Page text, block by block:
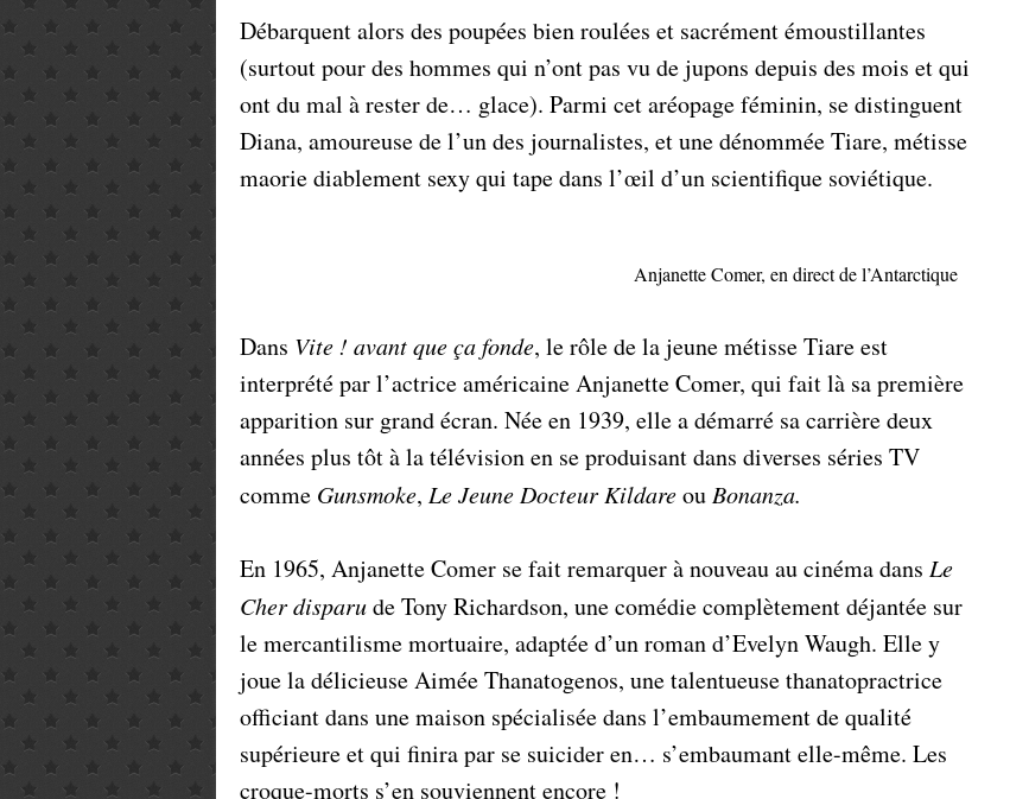
Débarquent alors des poupées bien roulées et sacrément émoustillantes
(surtout pour des hommes qui n’ont pas vu de jupons depuis des mois et qui
ont du mal à rester de… glace). Parmi cet aréopage féminin, se distinguent
Diana, amoureuse de l’un des journalistes, et une dénommée Tiare, métisse
maorie diablement sexy qui tape dans l’œil d’un scientifique soviétique.
Anjanette Comer, en direct de l’Antarctique
Dans Vite ! avant que ça fonde, le rôle de la jeune métisse Tiare est
interprété par l’actrice américaine Anjanette Comer, qui fait là sa première
apparition sur grand écran. Née en 1939, elle a démarré sa carrière deux
années plus tôt à la télévision en se produisant dans diverses séries TV
comme Gunsmoke, Le Jeune Docteur Kildareou Bonanza.
En 1965, Anjanette Comer se fait remarquer à nouveau au cinéma dans Le
Cherdisparude Tony Richardson, une comédie complètement déjantée sur
le mercantilisme mortuaire, adaptée d’un roman d’Evelyn Waugh. Elle y
joue la délicieuse Aimée Thanatogenos, une talentueuse thanatopractrice
officiant dans une maison spécialisée dans l’embaumement de qualité
supérieure et qui finira par se suicider en… s’embaumant elle-même. Les
croque-morts s’en souviennent encore !